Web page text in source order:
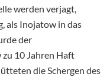
werden verjagt,
als Inojatow in das
der
10 Jahren Haft
die Schergen des